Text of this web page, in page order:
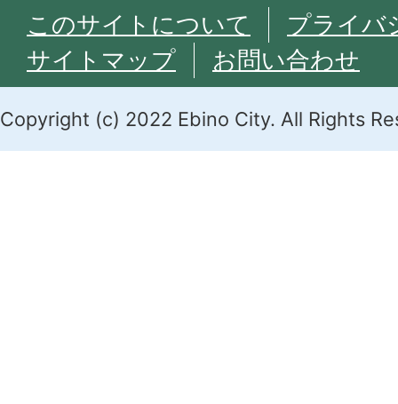
このサイトについて
プライバ
サイトマップ
お問い合わせ
Copyright (c) 2022 Ebino City. All Rights